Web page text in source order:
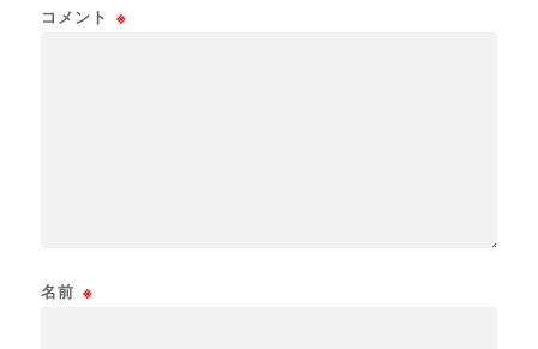
コメント ※
名前 ※